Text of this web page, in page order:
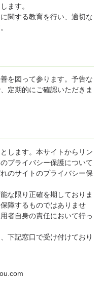
ます。
関する教育を行い、適切な
を図って参ります。予告な
定期的にご確認いただきま
します。本サイトからリン
プライバシー保護について
のサイトのプライバシー保
な限り正確を期しておりま
障するものではありませ
者自身の責任において行っ
下記窓口で受け付けており